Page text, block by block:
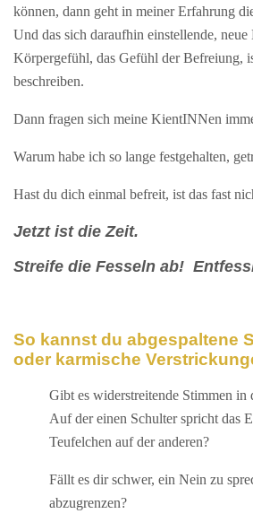
können, dann geht in meiner Erfahrung
Und das sich daraufhin einstellende,
Körpergefühl, das Gefühl der Befreiung,
beschreiben.
Dann fragen sich meine KientINNen
Warum habe ich so lange festgehalten,
Hast du dich einmal befreit, ist das fast
Jetzt ist die Zeit.
Streife die Fesseln ab!
So kannst du abgespaltene
oder karmische
Gibt es widerstreitende Stimmen in
Auf der einen Schulter spricht das
Teufelchen auf der anderen?
Fällt es dir schwer, ein Nein zu
abzugrenzen?